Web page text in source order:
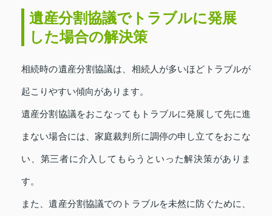
遺産分割協議でトラブルに発展
した場合の解決策
相続時の遺産分割協議は、相続人が多いほどトラブルが
起こりやすい傾向があります。
遺産分割協議をおこなってもトラブルに発展して先に進
まない場合には、家庭裁判所に調停の申し立てをおこな
い、第三者に介入してもらうといった解決策がありま
す。
また、遺産分割協議でのトラブルを未然に防ぐために、